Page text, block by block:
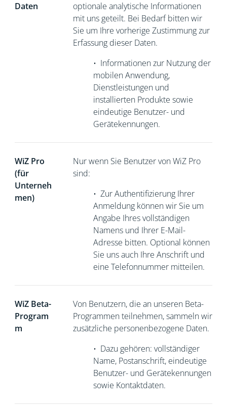
Daten
optionale analytische Informationen
mit uns geteilt. Bei Bedarf bitten wir
Sie um Ihre vorherige Zustimmung zur
Erfassung dieser Daten.
• Informationen zur Nutzung der
mobilen Anwendung,
Dienstleistungen und
installierten Produkte sowie
eindeutige Benutzer- und
Gerätekennungen.
WiZ Pro
(für
Unterneh
men)
Nur wenn Sie Benutzer von WiZ Pro
sind:
• Zur Authentifizierung Ihrer
Anmeldung können wir Sie um
Angabe Ihres vollständigen
Namens und Ihrer E-Mail-
Adresse bitten. Optional können
Sie uns auch Ihre Anschrift und
eine Telefonnummer mitteilen.
WiZ Beta-
Program
m
Von Benutzern, die an unseren Beta-
Programmen teilnehmen, sammeln wir
zusätzliche personenbezogene Daten.
• Dazu gehören: vollständiger
Name, Postanschrift, eindeutige
Benutzer- und Gerätekennungen
sowie Kontaktdaten.